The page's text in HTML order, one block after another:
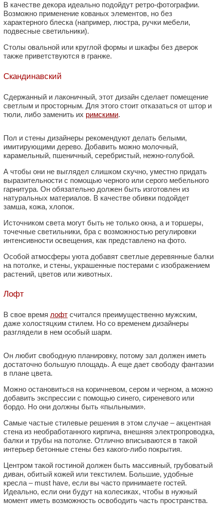
В качестве декора идеально подойдут ретро-фотографии.
Возможно применение кованых элементов, но без
характерного блеска (например, люстра, ручки мебели,
подвесные светильники).
Столы овальной или круглой формы и шкафы без дверок
также приветствуются в гранже.
Скандинавский
Сдержанный и лаконичный, этот дизайн сделает помещение
светлым и просторным. Для этого стоит отказаться от штор и
тюли, либо заменить их римскими.
Пол и стены дизайнеры рекомендуют делать белыми,
имитирующими дерево. Добавить можно молочный,
карамельный, пшеничный, серебристый, нежно-голубой.
А чтобы они не выглядел слишком скучно, уместно придать
выразительности с помощью черного или серого мебельного
гарнитура. Он обязательно должен быть изготовлен из
натуральных материалов. В качестве обивки подойдет
замша, кожа, хлопок.
Источником света могут быть не только окна, а и торшеры,
точечные светильники, бра с возможностью регулировки
интенсивности освещения, как представлено на фото.
Особой атмосферы уюта добавят светлые деревянные балки
на потолке, и стены, украшенные постерами с изображением
растений, цветов или животных.
Лофт
В свое время лофт считался преимущественно мужским,
даже холостяцким стилем. Но со временем дизайнеры
разглядели в нем особый шарм.
Он любит свободную планировку, потому зал должен иметь
достаточно большую площадь. А еще дает свободу фантазии
в плане цвета.
Можно остановиться на коричневом, сером и черном, а можно
добавить экспрессии с помощью синего, сиреневого или
бордо. Но они должны быть «пыльными».
Самые частые стилевые решения в этом случае – акцентная
стена из необработанного кирпича, внешняя электропроводка,
балки и трубы на потолке. Отлично вписываются в такой
интерьер бетонные стены без какого-либо покрытия.
Центром такой гостиной должен быть массивный, грубоватый
диван, обитый кожей или текстилем. Большие, удобные
кресла – must have, если вы часто принимаете гостей.
Идеально, если они будут на колесиках, чтобы в нужный
момент иметь возможность освободить часть пространства.